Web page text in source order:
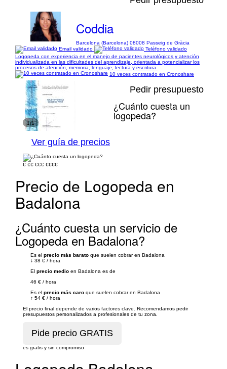
Coddia
Barcelona (Barcelona) 08008 Passeig de Gràcia
Email validado
Teléfono validado
Logopeda con experiencia en el manejo de pacientes neurológicos y atención
individualizada en las dificultades del aprendizaje, orientada a potencializar los
procesos de atención, memoria, lenguaje, lectura y escritura.
10 veces contratado en Cronoshare
1/1
Pedir presupuesto
¿Cuánto cuesta un
logopeda?
Ver guía de precios
€ €€ €€€ €€€€
Precio de Logopeda en
Badalona
¿Cuánto cuesta un servicio de
Logopeda en Badalona?
Es el precio más barato que suelen cobrar en Badalona
↓ 38 € / hora
El precio medio en Badalona es de
46 € / hora
Es el precio más caro que suelen cobrar en Badalona
↑ 54 € / hora
El precio final depende de varios factores clave. Recomendamos pedir
presupuestos personalizados a profesionales de tu zona.
es gratis y sin compromiso